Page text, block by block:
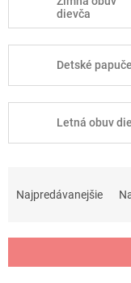
dievča
Detské papuče
Letná obuv
i
Najpredávanejšie